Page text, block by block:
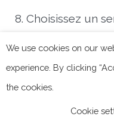
Choisissez un
Entrez vos
établira une
We use cookies on our
experience. By clicking
the cookies.
Cookie